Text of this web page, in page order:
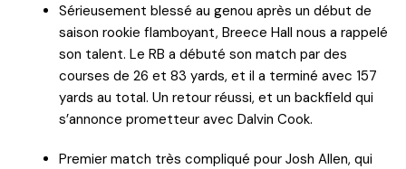
Sérieusement blessé au genou après un début de
saison rookie flamboyant, Breece Hall nous a rappelé
son talent. Le RB a débuté son match par des
courses de 26 et 83 yards, et il a terminé avec 157
yards au total. Un retour réussi, et un backfield qui
s’annonce prometteur avec Dalvin Cook.
Premier match très compliqué pour Josh Allen, qui